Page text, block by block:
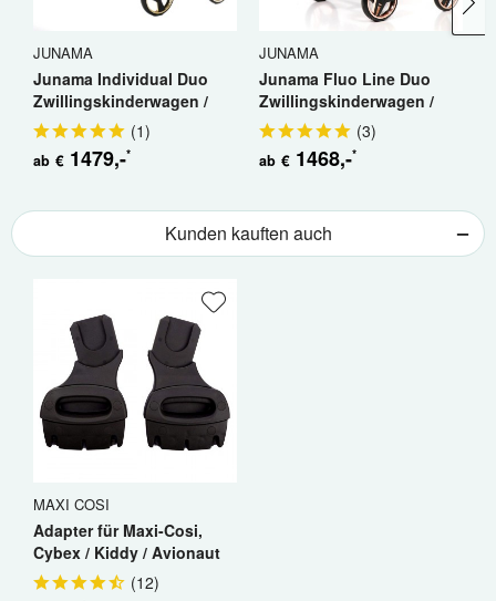
JUNAMA
Junama Individual Duo
Zwillingskinderwagen /
Geschwisterkinderwagen
(1)
ab € 1479,-*
JUNAMA
Junama Fluo Line Duo
Zwillingskinderwagen /
Geschwisterkinderwagen
(3)
ab € 1468,-*
Kunden kauften auch
MAXI COSI
Adapter für Maxi-Cosi,
Cybex / Kiddy / Avionaut
(12)